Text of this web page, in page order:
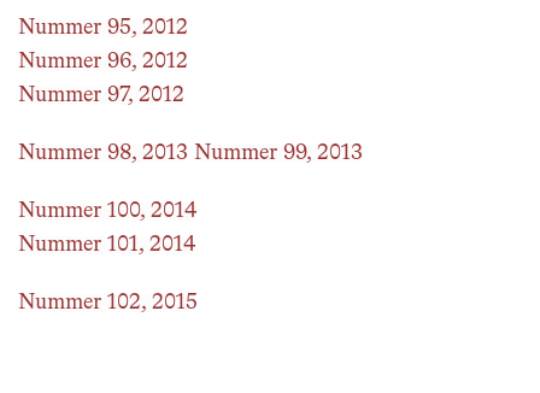
Nummer 95, 2012
Nummer 96, 2012
Nummer 97, 2012
Nummer 98, 2013 Nummer 99, 2013
Nummer 100, 2014
Nummer 101, 2014
Nummer 102, 2015